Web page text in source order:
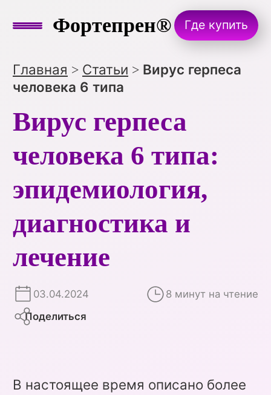
Фортепрен® Где купить
Главная > Статьи > Вирус герпеса
человека 6 типа
Вирус герпеса
человека 6 типа:
эпидемиология,
диагностика и
лечение
03.04.2024
8 минут на чтение
Поделиться
В настоящее время описано более